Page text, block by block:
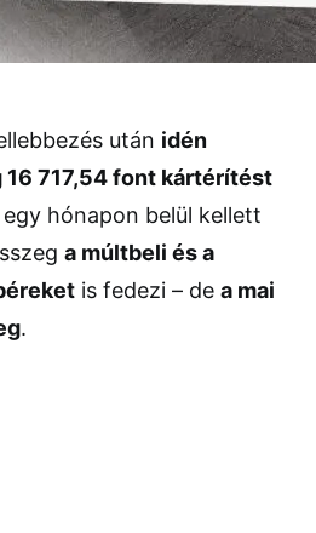
után idén
16 717,54 font kártérítést
egy hónapon belül kellett
a múltbeli és a
is fedezi – de a mai
.